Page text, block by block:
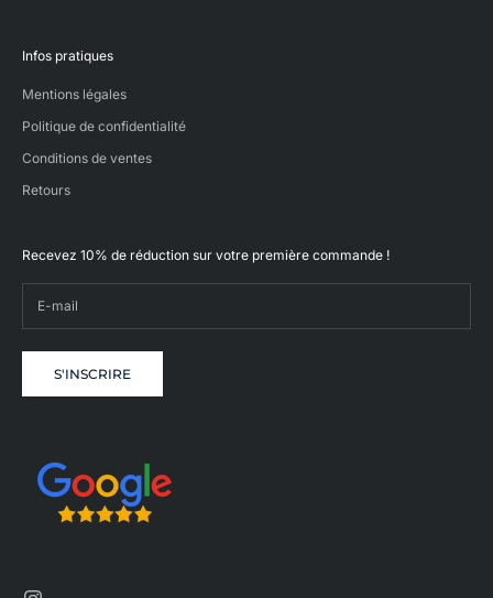
Infos pratiques
Mentions légales
Politique de confidentialité
Conditions de ventes
Retours
Recevez 10% de réduction sur votre première commande !
S'INSCRIRE